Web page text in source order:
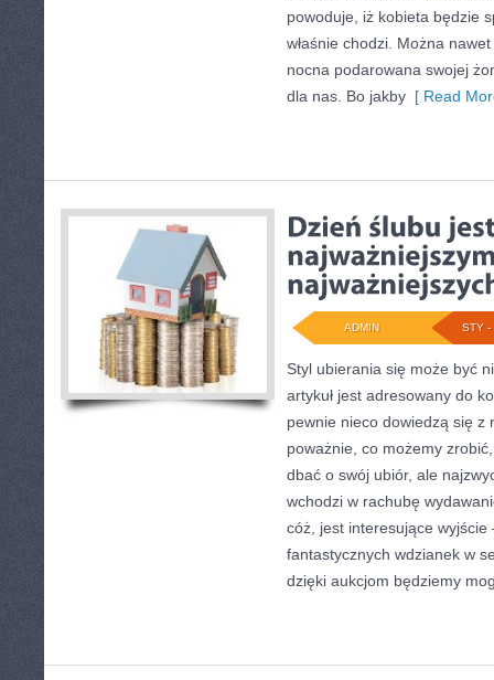
powoduje, iż kobieta będzie
właśnie chodzi. Można
nocna podarowana swojej
dla nas. Bo jakby [ Read
STY -
ADMIN
Styl ubierania się może być
artykuł jest adresowany do
pewnie nieco dowiedzą się z
poważnie, co możemy
dbać o swój ubiór, ale
wchodzi w rachubę
cóż, jest interesujące wyjście
fantastycznych wdzianek w
dzięki aukcjom będziemy